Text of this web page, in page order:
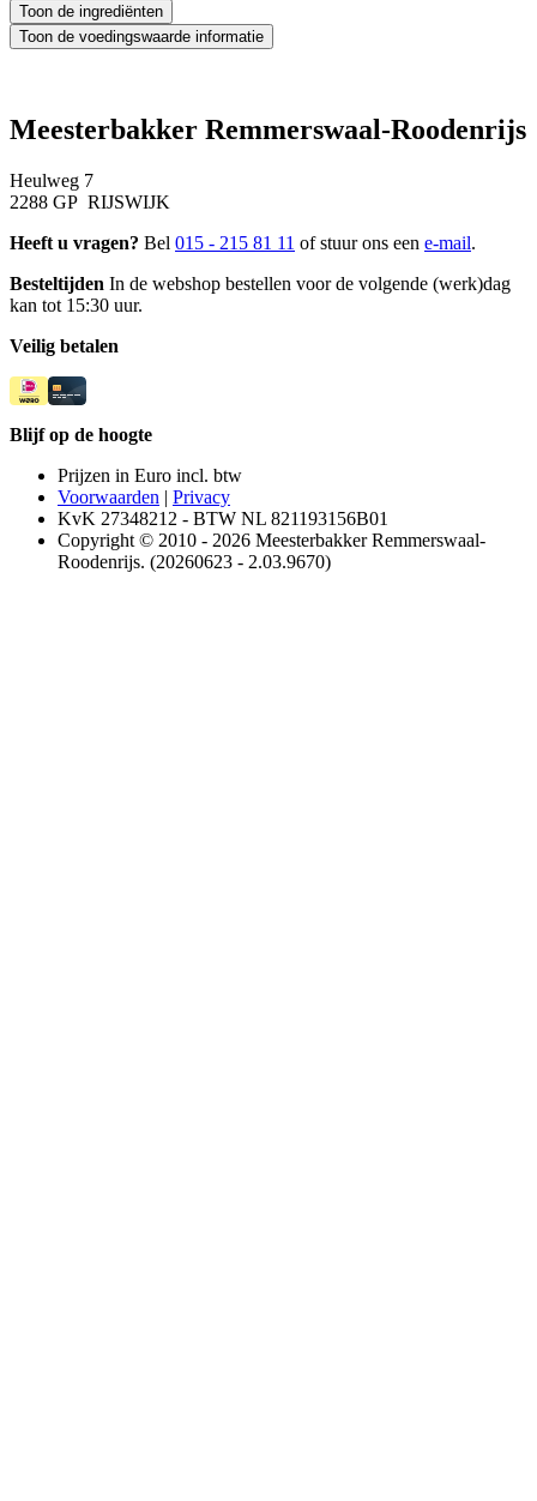
Meesterbakker Remmerswaal-Roodenrijs
Heulweg 7
2288 GP RIJSWIJK
Heeft u vragen? Bel 015 - 215 81 11 of stuur ons een e-mail.
Besteltijden In de webshop bestellen voor de volgende (werk)dag
kan tot 15:30 uur.
Veilig betalen
Blijf op de hoogte
Prijzen in Euro incl. btw
Voorwaarden | Privacy
KvK 27348212 - BTW NL 821193156B01
Copyright © 2010 - 2026 Meesterbakker Remmerswaal-
Roodenrijs. (20260623 - 2.03.9670)